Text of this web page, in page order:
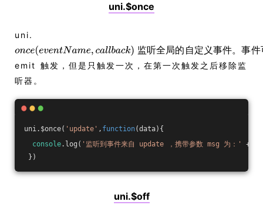
uni.$once
uni.
监听全局的 自定 义事件。事件
emit 触发，但是只触发一次，在第一次触发之后移除监
听器。
uni.$once( 'update' , function(data) {
console.log( '监听到事件来自 update ，携带参数 msg 为：'
+
})
uni.$off